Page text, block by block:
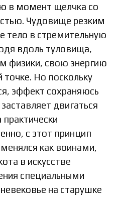
в момент щелчка со
Чудовище резким
тело в стремительную
вдоль туловища,
физики, свою энергию
Но поскольку
эффект сохраняюсь
двигаться
практически
с этот принцип
как воинами,
в искусстве
специальными
на старушке